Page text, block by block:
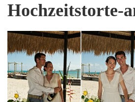
Hochzeitstorte-